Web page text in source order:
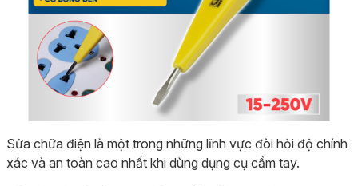
Sửa chữa điện là một trong những lĩnh vực đòi hỏi độ chính
xác và an toàn cao nhất khi dùng dụng cụ cầm tay.